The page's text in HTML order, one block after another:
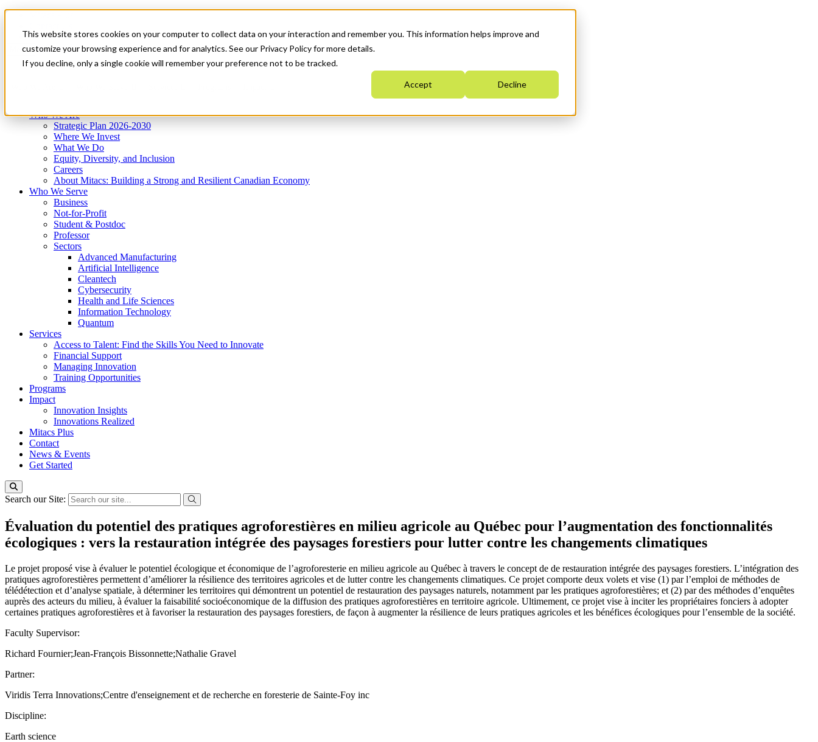
This website stores cookies on your computer to collect data on your interaction and remember you. This information helps improve and
customize your browsing experience and for analytics. See our Privacy Policy for more details.
If you decline, only a single cookie will remember your preference not to be tracked.
Accept Decline
News & Events
Get Started
Menu
Who We Are
Strategic Plan 2026-2030
Where We Invest
What We Do
Equity, Diversity, and Inclusion
Careers
About Mitacs: Building a Strong and Resilient Canadian Economy
Who We Serve
Business
Not-for-Profit
Student & Postdoc
Professor
Sectors
Advanced Manufacturing
Artificial Intelligence
Cleantech
Cybersecurity
Health and Life Sciences
Information Technology
Quantum
Services
Access to Talent: Find the Skills You Need to Innovate
Financial Support
Managing Innovation
Training Opportunities
Programs
Impact
Innovation Insights
Innovations Realized
Mitacs Plus
Contact
News & Events
Get Started
Search our Site:
Évaluation du potentiel des pratiques agroforestières en milieu agricole au Québec pour l’augmentation des fonctionnalités
écologiques : vers la restauration intégrée des paysages forestiers pour lutter contre les changements climatiques
Le projet proposé vise à évaluer le potentiel écologique et économique de l’agroforesterie en milieu agricole au Québec à travers le concept de de restauration intégrée des paysages forestiers. L’intégration des
pratiques agroforestières permettent d’améliorer la résilience des territoires agricoles et de lutter contre les changements climatiques. Ce projet comporte deux volets et vise (1) par l’emploi de méthodes de
télédétection et d’analyse spatiale, à déterminer les territoires qui démontrent un potentiel de restauration des paysages naturels, notamment par les pratiques agroforestières; et (2) par des méthodes d’enquêtes
auprès des acteurs du milieu, à évaluer la faisabilité socioéconomique de la diffusion des pratiques agroforestières en territoire agricole. Ultimement, ce projet vise à inciter les propriétaires fonciers à adopter
certaines pratiques agroforestières et à favoriser la restauration des paysages forestiers, de façon à augmenter la résilience de leurs pratiques agricoles et les bénéfices écologiques pour l’ensemble de la société.
Faculty Supervisor:
Richard Fournier;Jean-François Bissonnette;Nathalie Gravel
Partner:
Viridis Terra Innovations;Centre d'enseignement et de recherche en foresterie de Sainte-Foy inc
Discipline:
Earth science